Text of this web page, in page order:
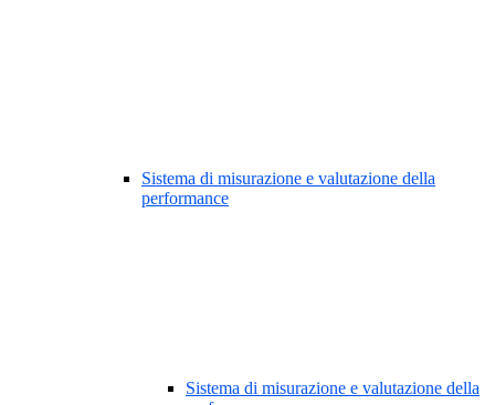
Sistema di misurazione e valutazione della
performance
Sistema di misurazione e valutazione della